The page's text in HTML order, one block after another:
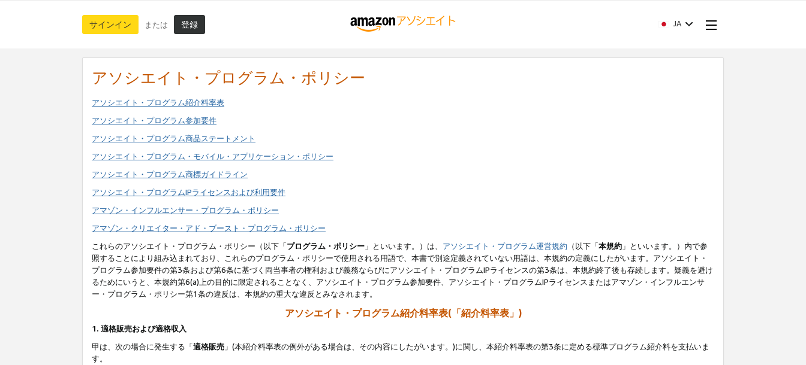
サインイン または 登録 JA
アソシエイト・プログラム・ポリシー
アソシエイト・プログラム紹介料率表
アソシエイト・プログラム参加要件
アソシエイト・プログラム商品ステートメント
アソシエイト・プログラム・モバイル・アプリケーション・ポリシー
アソシエイト・プログラム商標ガイドライン
アソシエイト・プログラムIPライセンスおよび利用要件
アマゾン・インフルエンサー・プログラム・ポリシー
アマゾン・クリエイター・アド・ブースト・プログラム・ポリシー
これらのアソシエイト・プログラム・ポリシー（以下「プログラム・ポリシー 」といいます。）は、 アソシエイト・プログラム運営規約 （以下「本規約 」といいます。）内で参
照することにより組み込まれており、これらのプログラム・ポリシーで使用される用語で、本書で別途定義されていない用語は、本規約の定義にしたがいます。アソシエイト・
プログラム参加要件の第3条および第6条に基づく両当事者の権利および義務ならびにアソシエイト・プログラムIPライセンスの第3条は、本規約終了後も存続します。疑義を避け
るためにいうと、本規約第6(a)上の目的に限定されることなく、アソシエイト・プログラム参加要件、アソシエイト・プログラムIPライセンスまたはアマゾン・インフルエンサ
ー・プログラム・ポリシー第1条の違反は、本規約の重大な違反とみなされます。
アソシエイト・プログラム紹介料率表(「紹介料率表」)
1. 適格販売および適格収入
甲は、次の場合に発生する「適格販売 」(本紹介料率表の例外がある場合は、その内容にしたがいます。)に関し、本紹介料率表の第3条に定める標準プログラム紹介料を支払いま
す。